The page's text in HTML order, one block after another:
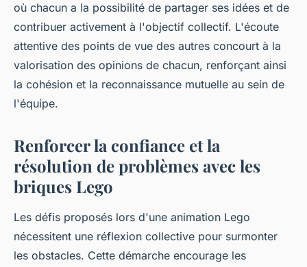
où chacun a la possibilité de partager ses idées et de
contribuer activement à l'objectif collectif. L'écoute
attentive des points de vue des autres concourt à la
valorisation des opinions de chacun, renforçant ainsi
la cohésion et la reconnaissance mutuelle au sein de
l'équipe.
Renforcer la confiance et la
résolution de problèmes avec les
briques Lego
Les défis proposés lors d'une animation Lego
nécessitent une réflexion collective pour surmonter
les obstacles. Cette démarche encourage les